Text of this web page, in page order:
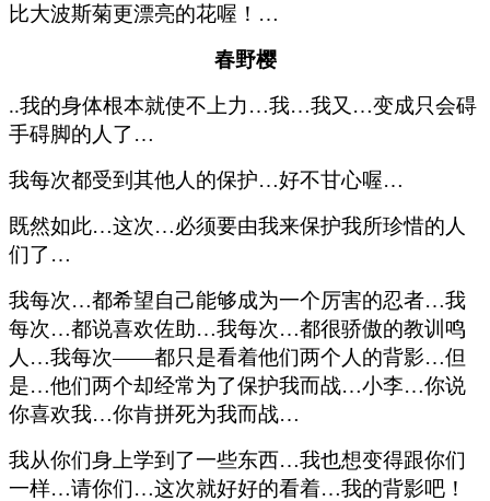
比大波斯菊更漂亮的花喔！…
春野樱
..我的身体根本就使不上力…我…我又…变成只会碍
手碍脚的人了…
我每次都受到其他人的保护…好不甘心喔…
既然如此…这次…必须要由我来保护我所珍惜的人
们了…
我每次…都希望自己能够成为一个厉害的忍者…我
每次…都说喜欢佐助…我每次…都很骄傲的教训鸣
人…我每次——都只是看着他们两个人的背影…但
是…他们两个却经常为了保护我而战…小李…你说
你喜欢我…你肯拼死为我而战…
我从你们身上学到了一些东西…我也想变得跟你们
一样…请你们…这次就好好的看着…我的背影吧！